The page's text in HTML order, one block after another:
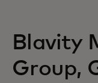
Blavity
Group,